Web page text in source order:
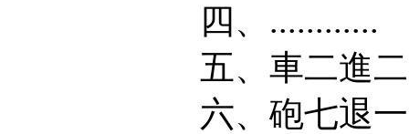
四、............
五、車二進
六、砲七退